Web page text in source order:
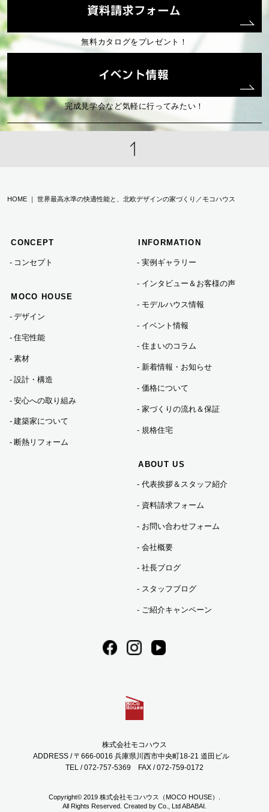
無料カタログをプレゼント！
完成見学会など気軽に行ってみたい！
HOME ｜ 世界最高水準の快適性能と、北欧デザインの家づくり／モコハウス
CONCEPT
コンセプト
MOCO HOUSE
デザイン
住宅性能
素材
設計・構造
安心への取り組み
建築家について
断熱リフォーム
INFORMATION
実例ギャラリー
インタビュー＆お客様の声
モデルハウス情報
イベント情報
住まいのコラム
新着情報・お知らせ
価格について
家づくりの流れ＆保証
規格住宅
ABOUT US
代表挨拶＆スタッフ紹介
資料請求フォーム
お問い合わせフォーム
会社概要
社長ブログ
スタッフブログ
ご紹介キャンペーン
株式会社モコハウス
ADDRESS / 〒666-0016 兵庫県川西市中央町18-21 道田ビル
TEL / 072-757-5369 FAX / 072-759-0172
Copyright© 2019 株式会社モコハウス（MOCO HOUSE）.
All Rights Reserved. Created by Co., LtdABABAI.